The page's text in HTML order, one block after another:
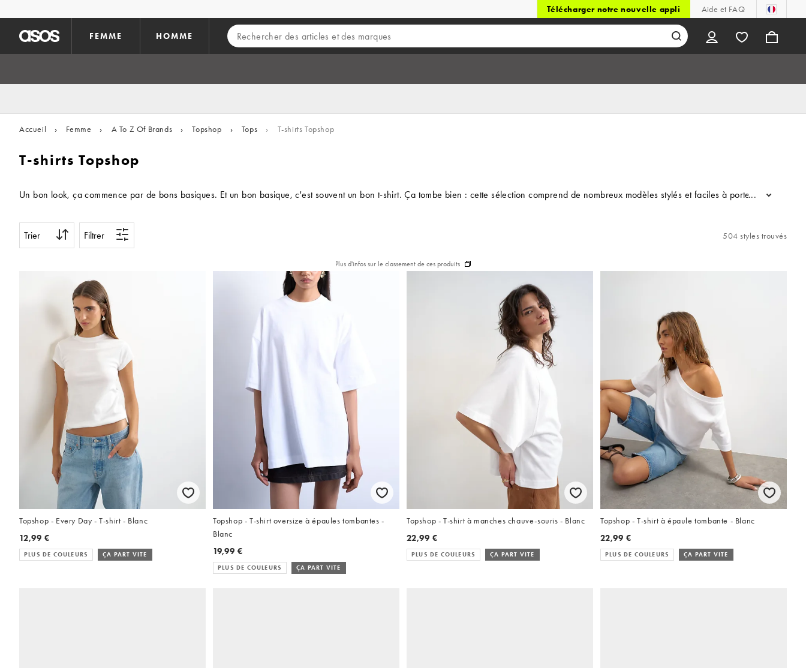
Télécharger notre nouvelle appli Aide et FAQ
FEMME HOMME
Accueil › Femme › A To Z Of Brands › Topshop › Tops › T-shirts Topshop
T-shirts Topshop
Un bon look, ça commence par de bons basiques. Et un bon basique, c'est souvent un bon t-shirt. Ça tombe bien : cette sélection comprend de nombreux modèles stylés et faciles à porter au
...
Trier Filtrer 504 styles trouvés
Plus d'infos sur le classement de ces produits
Topshop - Every Day - T-shirt - Blanc
12,99 €
PLUS DE COULEURS ÇA PART VITE
Topshop - T-shirt oversize à épaules tombantes -
Blanc
19,99 €
PLUS DE COULEURS ÇA PART VITE
Topshop - T-shirt à manches chauve-souris - Blanc
22,99 €
PLUS DE COULEURS ÇA PART VITE
Topshop - T-shirt à épaule tombante - Blanc
22,99 €
PLUS DE COULEURS ÇA PART VITE